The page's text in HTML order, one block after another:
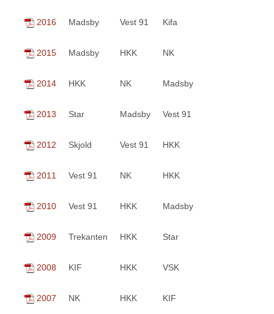
2016 Madsby Vest 91 Kifa
2015 Madsby HKK NK
2014 HKK NK Madsby
2013 Star Madsby Vest 91
2012 Skjold Vest 91 HKK
2011 Vest 91 NK HKK
2010 Vest 91 HKK Madsby
2009 Trekanten HKK Star
2008 KIF HKK VSK
2007 NK HKK KIF